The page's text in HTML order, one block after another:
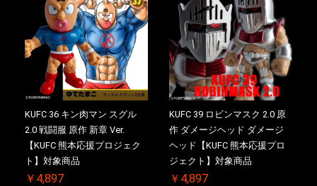
KUFC 36 キン肉マン スグル
2.0 戦闘服 原作 新章 Ver.
【KUFC 熊本応援プロジェク
ト】対象商品
￥4,897
KUFC 39 ロビンマスク 2.0 原
作 ダメージヘッド ダメージ
ヘッド【KUFC 熊本応援プロ
ジェクト】対象商品
￥4,897